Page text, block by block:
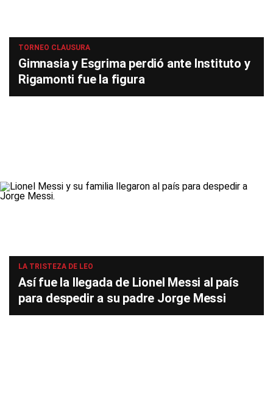
TORNEO CLAUSURA
Gimnasia y Esgrima perdió ante Instituto y
Rigamonti fue la figura
LA TRISTEZA DE LEO
Así fue la llegada de Lionel Messi al país
para despedir a su padre Jorge Messi